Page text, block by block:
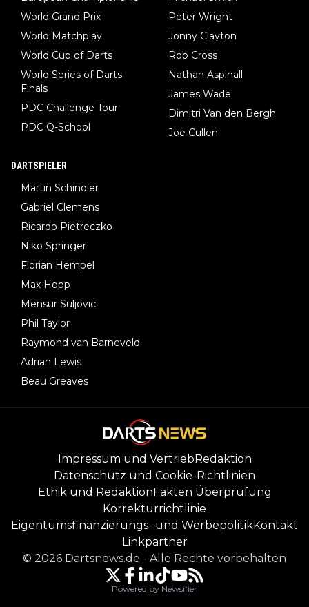
World Grand Prix
World Matchplay
World Cup of Darts
World Series of Darts
Finals
PDC Challenge Tour
PDC Q-School
Peter Wright
Jonny Clayton
Rob Cross
Nathan Aspinall
James Wade
Dimitri Van den Bergh
Joe Cullen
DARTSPIELER
Martin Schindler
Gabriel Clemens
Ricardo Pietreczko
Niko Springer
Florian Hempel
Max Hopp
Mensur Suljovic
Phil Taylor
Raymond van Barneveld
Adrian Lewis
Beau Greaves
Impressum und VertriebRedaktion
Datenschutz und Cookie-Richtlinien
Ethik und RedaktionFakten Überprüfung
Korrekturrichtlinie
Eigentumsfinanzierungs- und WerbepolitikKontakt
Linkpartner
© 2026 Dartsnews.de - Alle Rechte vorbehalten
Powered by Newsifier